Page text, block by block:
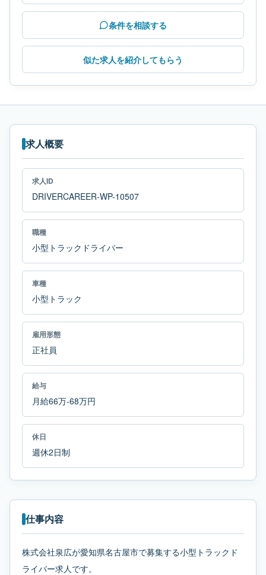
条件を相談する
似た求人を紹介してもらう
求人概要
求人ID
DRIVERCAREER-WP-10507
職種
小型トラックドライバー
車種
小型トラック
雇用形態
正社員
給与
月給66万-68万円
休日
週休2日制
仕事内容
株式会社泉広が愛知県名古屋市で募集する小型トラックド
ライバー求人です。